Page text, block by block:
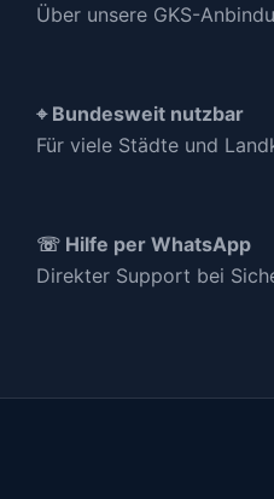
Über unsere GKS-
⌖ Bundesweit nutzbar
Für viele Städte und
☏ Hilfe per WhatsApp
Direkter Support bei